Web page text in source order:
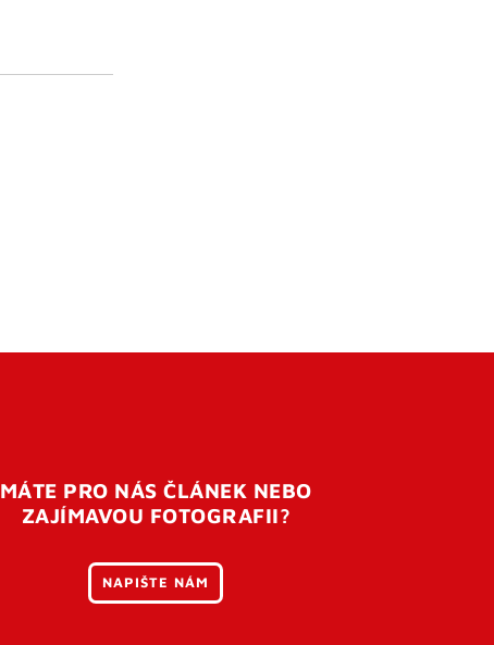
MÁTE PRO NÁS ČLÁNEK NEBO
ZAJÍMAVOU FOTOGRAFII?
NAPIŠTE NÁM